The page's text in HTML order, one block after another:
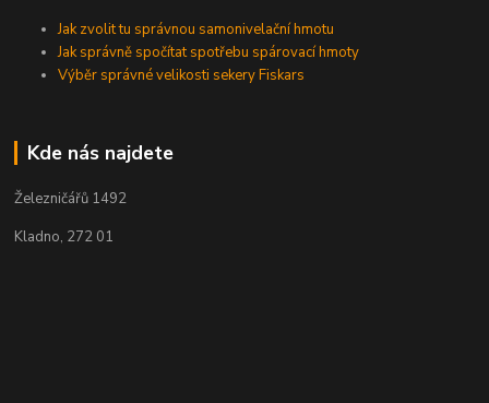
Jak zvolit tu správnou samonivelační hmotu
Jak správně spočítat spotřebu spárovací hmoty
Výběr správné velikosti sekery Fiskars
Kde nás najdete
Železničářů 1492
Kladno, 272 01